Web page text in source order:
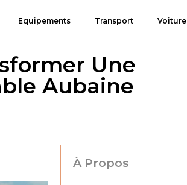
Equipements Transport Voiture
Une
Aubaine
À Propos